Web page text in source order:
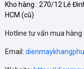
được nhiều hãng đưa
nhằm duy trì hiệu quả
dài tuổi thọ cho máy
Kho hàng : 270/12 Lê
HCM (cũ)
Hotline tư vấn mua hàng
Email: